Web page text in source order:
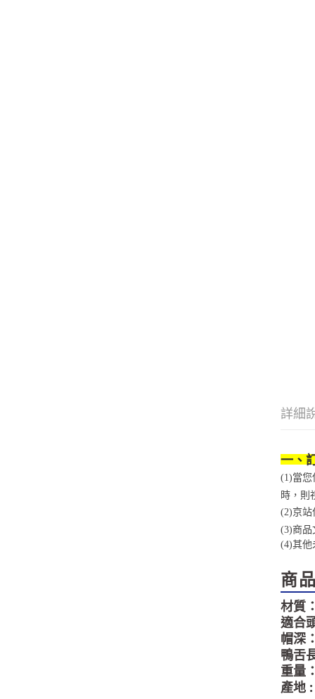
詳細
一、
(1)當您
時，則
(2)京站
(3)商品
(4)其他
商
材質
適合
帽深
鴨舌
重量
產地